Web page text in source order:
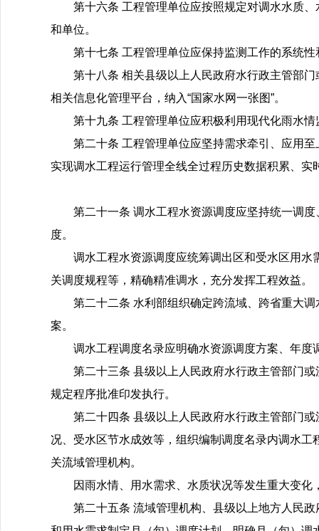
第十六条 工程管理单位应按照规定对调水水质
和单位。
第十七条 工程管理单位应保持监测工作的系统
第十八条 相关县级以上人民政府水行政主管部
相关信息化管理平台，纳入“国家水网一张图”。
第十九条 工程管理单位应积极利用现代化雨水
第二十条 工程管理单位应坚持需求牵引、应用
实现调水工程运行管理全线全过程历史数据积累、
第二十一条 调水工程水资源调度应坚持统一调
度。
调水工程水资源调度应统筹调出区和受水区用
关调度规程等，精确精准调水，充分发挥工程效益。
第二十二条 水利部组织确定跨流域、跨省重大
案。
调水工程调度名录应明确水资源调度方案、年度
第二十三条 县级以上人民政府水行政主管部门
规定程序批准印发执行。
第二十四条 县级以上人民政府水行政主管部门
况、受水区节水成效等，组织编制调度名录内调水
关流域管理机构。
因雨水情、用水需求、水质状况等发生重大变
第二十五条 流域管理机构、县级以上地方人民